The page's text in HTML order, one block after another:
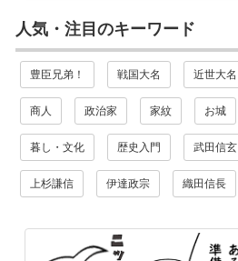
人気・注目のキーワード
豊臣兄弟！ 戦国大名 近世大名
商人 政治家 家紋 お城
暮し・文化 歴史入門 武田信玄
上杉謙信 伊達政宗 織田信長